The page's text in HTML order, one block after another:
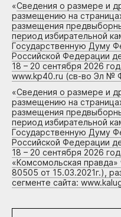
«Сведения о размере и
размещению на
размещения
период избирательной
Государственную Думу
Российской Федерации
18 – 20 сентября 2026
www.kp40.ru (св-во Эл №
«Сведения о размере и
размещению на
размещения
период избирательной
Государственную Думу
Российской Федерации
18 – 20 сентября 2026
«Комсомольская
80505 от 15.03.2021г.),
сегменте сайта: